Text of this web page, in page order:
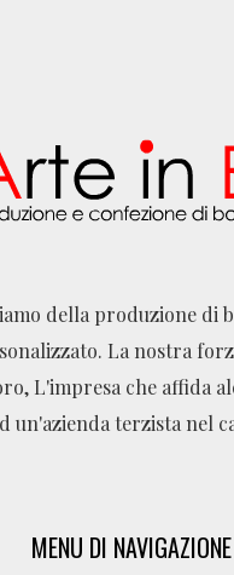
della produzione di
La nostra
L'impresa che affida
un'azienda terzista nel
MENU DI NAVIGAZIONE